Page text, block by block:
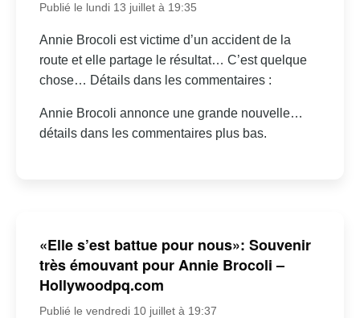
Publié le lundi 13 juillet à 19:35
Annie Brocoli est victime d’un accident de la
route et elle partage le résultat… C’est quelque
chose… Détails dans les commentaires :
Annie Brocoli annonce une grande nouvelle…
détails dans les commentaires plus bas.
«Elle s’est battue pour nous»: Souvenir
très émouvant pour Annie Brocoli –
Hollywoodpq.com
Publié le vendredi 10 juillet à 19:37